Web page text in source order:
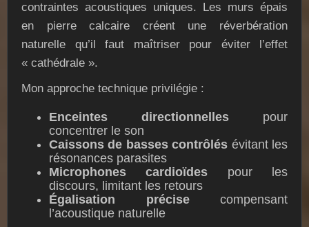
contraintes acoustiques uniques. Les murs épais
en pierre calcaire créent une réverbération
naturelle qu’il faut maîtriser pour éviter l’effet
« cathédrale ».
Mon approche technique privilégie :
Enceintes directionnelles pour
concentrer le son
Caissons de basses contrôlés évitant les
résonances parasites
Microphones cardioïdes pour les
discours, limitant les retours
Égalisation précisecompensant
l’acoustique naturelle